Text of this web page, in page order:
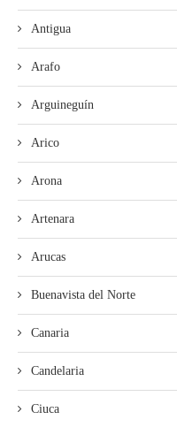
Antigua
Arafo
Arguineguín
Arico
Arona
Artenara
Arucas
Buenavista del Norte
Canaria
Candelaria
Ciuca